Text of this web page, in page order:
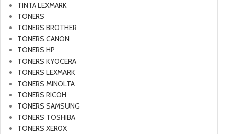
TINTA LEXMARK
TONERS
TONERS BROTHER
TONERS CANON
TONERS HP
TONERS KYOCERA
TONERS LEXMARK
TONERS MINOLTA
TONERS RICOH
TONERS SAMSUNG
TONERS TOSHIBA
TONERS XER0X